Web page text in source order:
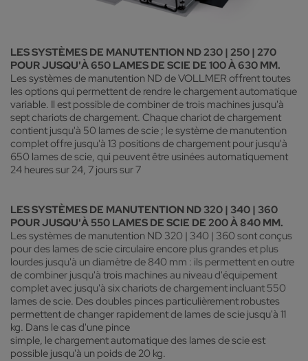
LES SYSTÈMES DE MANUTENTION ND 230 | 250 | 270
POUR JUSQU'À 650 LAMES DE SCIE DE 100 À 630 MM.
Les systèmes de manutention ND de VOLLMER offrent toutes
les options qui permettent de rendre le chargement automatique
variable. Il est possible de combiner de trois machines jusqu'à
sept chariots de chargement. Chaque chariot de chargement
contient jusqu'à 50 lames de scie ; le système de manutention
complet offre jusqu'à 13 positions de chargement pour jusqu'à
650 lames de scie, qui peuvent être usinées automatiquement
24 heures sur 24, 7 jours sur 7
LES SYSTÈMES DE MANUTENTION ND 320 | 340 | 360
POUR JUSQU'À 550 LAMES DE SCIE DE 200 À 840 MM.
Les systèmes de manutention ND 320 | 340 | 360 sont conçus
pour des lames de scie circulaire encore plus grandes et plus
lourdes jusqu'à un diamètre de 840 mm : ils permettent en outre
de combiner jusqu'à trois machines au niveau d'équipement
complet avec jusqu'à six chariots de chargement incluant 550
lames de scie. Des doubles pinces particulièrement robustes
permettent de changer rapidement de lames de scie jusqu'à 11
kg. Dans le cas d'une pince
simple, le chargement automatique des lames de scie est
possible jusqu'à un poids de 20 kg.